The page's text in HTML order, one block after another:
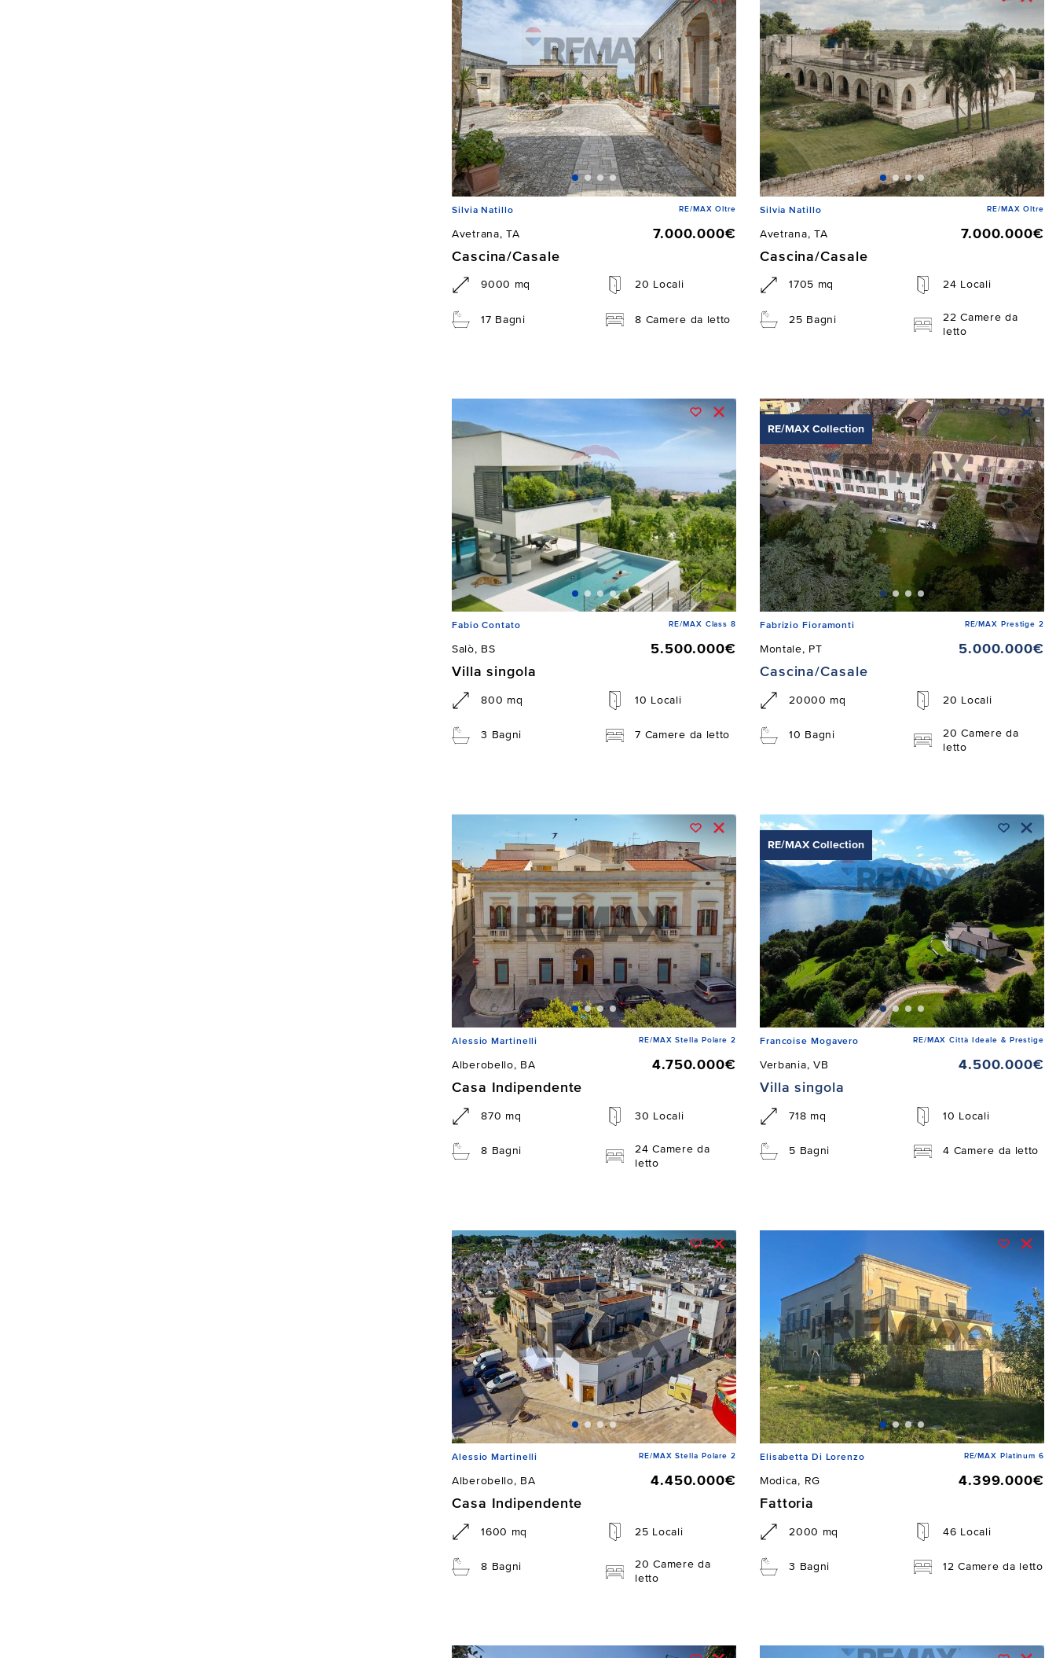
Silvia Natillo RE/MAX Oltre
Avetrana, TA
7.000.000€
Cascina/Casale
9000 mq 20 Locali
17 Bagni 8 Camere da letto
Silvia Natillo RE/MAX Oltre
Avetrana, TA
7.000.000€
Cascina/Casale
1705 mq 24 Locali
25 Bagni
22 Camere da
letto
Fabio Contato RE/MAX Class 8
Salò, BS
5.500.000€
Villa singola
800 mq 10 Locali
3 Bagni 7 Camere da letto
RE/MAX Collection
Fabrizio Fioramonti RE/MAX Prestige 2
Montale, PT
5.000.000€
Cascina/Casale
20000 mq 20 Locali
10 Bagni
20 Camere da
letto
Alessio Martinelli RE/MAX Stella Polare 2
Alberobello, BA
4.750.000€
Casa Indipendente
870 mq 30 Locali
8 Bagni
24 Camere da
letto
RE/MAX Collection
Francoise Mogavero RE/MAX Città Ideale & Prestige
Verbania, VB
4.500.000€
Villa singola
718 mq 10 Locali
5 Bagni 4 Camere da letto
Alessio Martinelli RE/MAX Stella Polare 2
Alberobello, BA
4.450.000€
Casa Indipendente
1600 mq 25 Locali
8 Bagni
20 Camere da
letto
Elisabetta Di Lorenzo RE/MAX Platinum 6
Modica, RG
4.399.000€
Fattoria
2000 mq 46 Locali
3 Bagni 12 Camere da letto